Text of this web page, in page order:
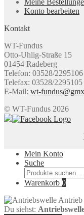
Meine
Konto bearbeiten
Kontakt
WT-Fundus
Otto-Uhlig-Straße 15
01454 Radeberg
Telefon: 03528/2295106
Telefax: 03528/2295105
E-Mail: wt-
© WT-Fundus 2026
Mein Konto
Suche
Suchen
nach:
Warenkorb 0
Du siehst: